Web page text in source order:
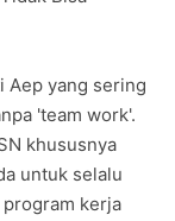
Aep yang sering
'team work'.
khususnya
untuk selalu
kerja